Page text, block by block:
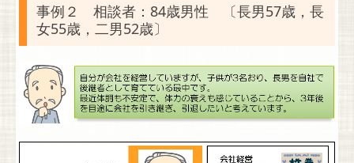
事例２ 相談者：84歳男性 〔長男57歳，長
女55歳，二男52歳〕